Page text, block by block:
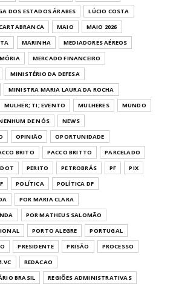
DOS ESTADOS ÁRABES
LÚCIO COSTA
MAIO
MAIO 2026
MARINHA
MEDIADORES AÉREOS
MERCADO FINANCEIRO
MINISTÉRIO DA DEFESA
MINISTRA MARIA LAURA DA ROCHA
MULHER; TI; EVENTO MULHERES
MUNDO
DE NÓS
NEWS
OPINIÃO
OPORTUNIDADE
BRITO PACCO BRITTO
PARCELADO
PERITO PETROBRÁS PF
PIX
POLÍTICA
POLÍTICA DF
POR MARIA CLARA
POR MATHEUS SALOMÃO
PORTO ALEGRE
PORTUGAL
PRESIDENTE PRISÃO
PROCESSO
REDACAO
BRASIL
REGIÕES ADMINISTRATIVAS